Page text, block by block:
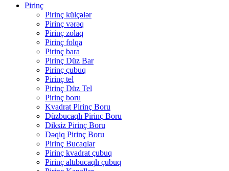
Pirinç
Pirinç külçələr
Pirinç vərəq
Pirinç zolaq
Pirinç folqa
Pirinç bara
Pirinç Düz Bar
Pirinç çubuq
Pirinç tel
Pirinç Düz Tel
Pirinç boru
Kvadrat Pirinç Boru
Düzbucaqlı Pirinç Boru
Diksiz Pirinç Boru
Dəqiq Pirinç Boru
Pirinç Bucaqlar
Pirinç kvadrat çubuq
Pirinç altıbucaqlı çubuq